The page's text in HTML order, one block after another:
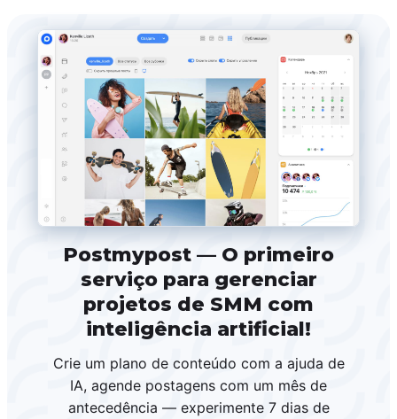
Postmypost — O primeiro
serviço para gerenciar
projetos de SMM com
inteligência artificial!
Crie um plano de conteúdo com a ajuda de
IA, agende postagens com um mês de
antecedência — experimente 7 dias de